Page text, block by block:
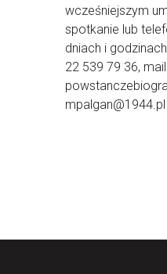
wcześniejszym
spotkanie lub
dniach i
22 539 79 36,
mpalgan@1944.pl